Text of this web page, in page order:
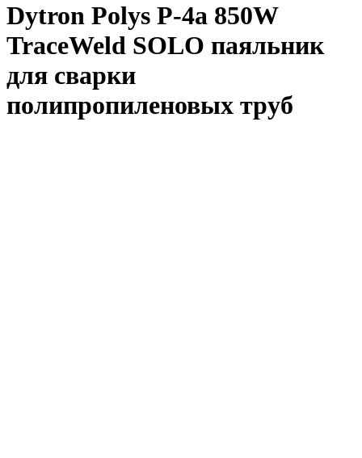
Dytron Polys P-4a 850W
TraceWeld SOLO паяльник
для сварки
полипропиленовых труб